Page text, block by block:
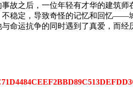
之后，一位年轻有才华的建筑师
稳定，导致奇怪的记忆和回忆——
与命运抗争的同时遇到了真爱，而